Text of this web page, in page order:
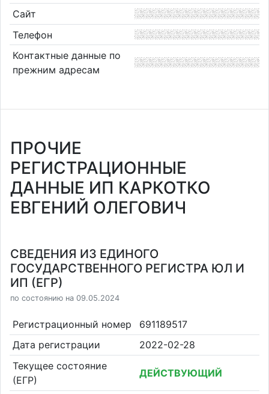
Сайт
Телефон
Контактные данные по
прежним адресам
ПРОЧИЕ
РЕГИСТРАЦИОННЫЕ
ДАННЫЕ ИП КАРКОТКО
ЕВГЕНИЙ ОЛЕГОВИЧ
СВЕДЕНИЯ ИЗ ЕДИНОГО
ГОСУДАРСТВЕННОГО РЕГИСТРА ЮЛ И
ИП (ЕГР)
по состоянию на 09.05.2024
Регистрационный номер
691189517
Дата регистрации
2022-02-28
Текущее состояние
(ЕГР)
ДЕЙСТВУЮЩИЙ